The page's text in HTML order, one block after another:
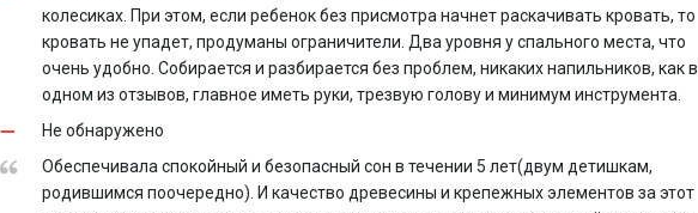
колесиках. При этом, если ребенок без присмотра начнет раскачивать кровать, то
кровать не упадет, продуманы ограничители. Два уровня у спального места, что
очень удобно. Собирается и разбирается без проблем, никаких напильников, как в
одном из отзывов, главное иметь руки, трезвую голову и минимум инструмента.
Не обнаружено
Обеспечивала спокойный и безопасный сон в течении 5 лет(двум детишкам,
родившимся поочередно). И качество древесины и крепежных элементов за этот